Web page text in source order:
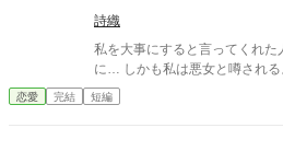
た家族の日常が壊れていく。魔
中からあるかもしれません。
詩織
私を大事にすると言ってくれ
に… しかも私は悪女と噂され
恋愛 完結 短編